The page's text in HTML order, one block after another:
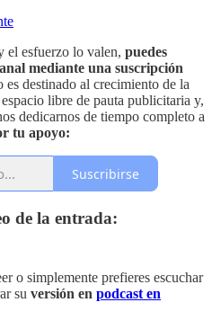
el esfuerzo lo valen, puedes
mediante una suscripción
es destinado al crecimiento de la
libre de pauta publicitaria y,
dedicarnos de tiempo completo a
tu apoyo:
Suscribirse
de la entrada:
o simplemente prefieres escuchar
su versión en podcast en